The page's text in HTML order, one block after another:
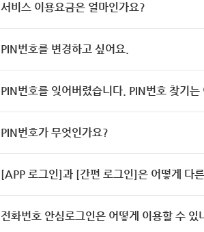
서비스 이용요금은 얼마인가요?
PIN번호를 변경하고 싶어요.
PIN번호를 잊어버렸습니다. PIN번호 찾기는
PIN번호가 무엇인가요?
[APP 로그인]과 [간편 로그인]은 어떻게 다
전화번호 안심로그인은 어떻게 이용할 수 있